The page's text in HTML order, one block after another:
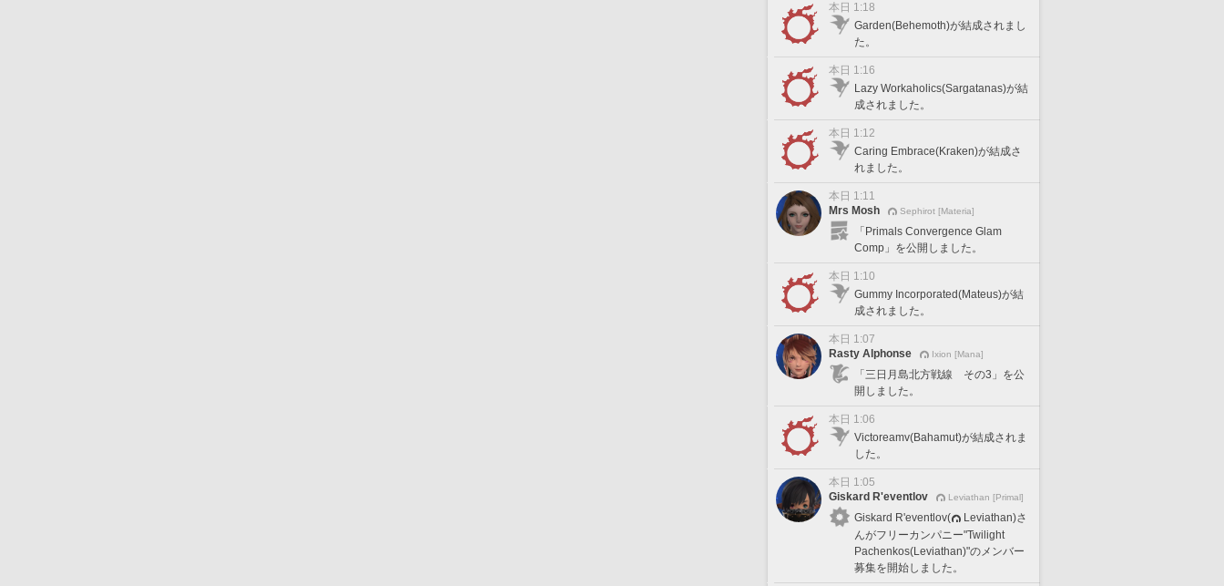
本日 1:18
Garden(Behemoth)が結成されまし
た。
本日 1:16
Lazy Workaholics(Sargatanas)が結
成されました。
本日 1:12
Caring Embrace(Kraken)が結成さ
れました。
本日 1:11
Mrs Mosh
Sephirot [Materia]
「Primals Convergence Glam
Comp」を公開しました。
本日 1:10
Gummy Incorporated(Mateus)が結
成されました。
本日 1:07
Rasty Alphonse
Ixion [Mana]
「三日月島北方戦線 その3」を公
開しました。
本日 1:06
Victoreamv(Bahamut)が結成されま
した。
本日 1:05
Giskard R'eventlov
Leviathan [Primal]
Giskard R'eventlov(
Leviathan)さ
んがフリーカンパニー"Twilight
Pachenkos(Leviathan)"のメンバー
募集を開始しました。